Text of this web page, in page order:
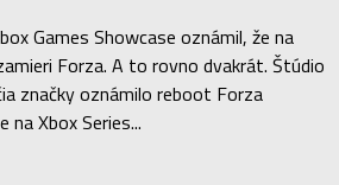
Games Showcase oznámil, že na
Forza. A to rovno dvakrát. Štúdio
značky oznámilo reboot Forza
Xbox Series...